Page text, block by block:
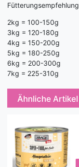
2kg = 100-150g
3kg = 120-180g
4kg = 150-200g
5kg = 180-250g
6kg = 200-300g
7kg = 225-310g
Ähnliche Artikel